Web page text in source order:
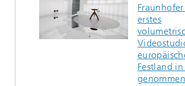
erstes
Festland
genommen